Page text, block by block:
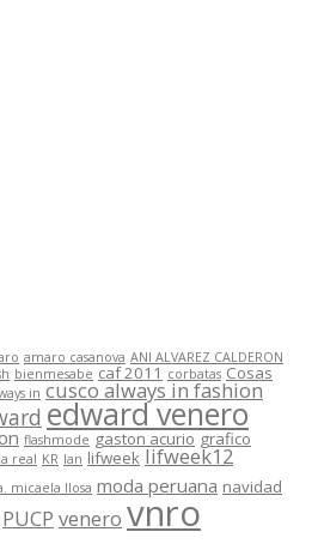
amaro casanova ANI ALVAREZ CALDERON
bienmesabe caf 2011 corbatas Cosas
in cusco always in fashion
edward venero
flashmode gaston acurio grafico
real KR lan lifweek lifweek12
micaela llosa moda peruana navidad
PUCP venero vnro